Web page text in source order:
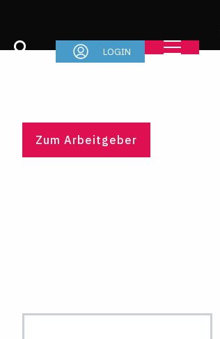
LOGIN
Zum Arbeitgeber